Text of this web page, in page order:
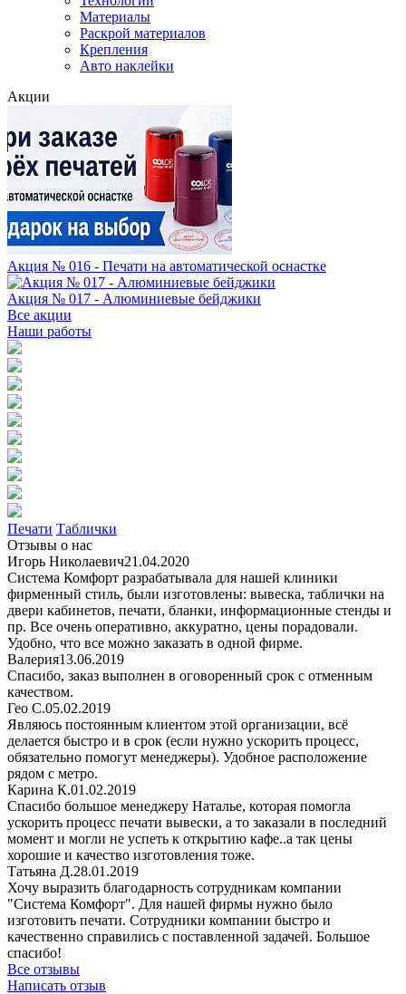
Материалы
Раскрой материалов
Крепления
Авто наклейки
Акции
Акция № 016 - Печати на автоматической оснастке
Акция № 017 - Алюминиевые бейджики
Все акции
Наши работы
Печати Таблички
Отзывы о нас
Игорь Николаевич21.04.2020
Система Комфорт разрабатывала для нашей клиники
фирменный стиль, были изготовлены: вывеска, таблички на
двери кабинетов, печати, бланки, информационные стенды и
пр. Все очень оперативно, аккуратно, цены порадовали.
Удобно, что все можно заказать в одной фирме.
Валерия13.06.2019
Спасибо, заказ выполнен в оговоренный срок с отменным
качеством.
Гео С.05.02.2019
Являюсь постоянным клиентом этой организации, всё
делается быстро и в срок (если нужно ускорить процесс,
обязательно помогут менеджеры). Удобное расположение
рядом с метро.
Карина К.01.02.2019
Спасибо большое менеджеру Наталье, которая помогла
ускорить процесс печати вывески, а то заказали в последний
момент и могли не успеть к открытию кафе..а так цены
хорошие и качество изготовления тоже.
Татьяна Д.28.01.2019
Хочу выразить благодарность сотрудникам компании
"Система Комфорт". Для нашей фирмы нужно было
изготовить печати. Сотрудники компании быстро и
качественно справились с поставленной задачей. Большое
спасибо!
Все отзывы
Написать отзыв